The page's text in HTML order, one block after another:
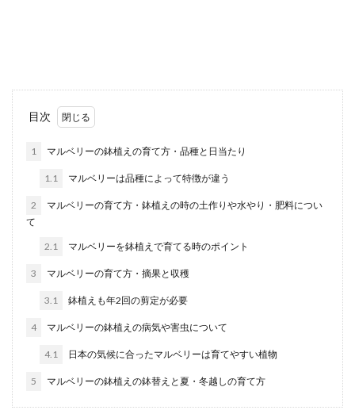
える前に掃除を行うのが鉄則。 そうは分かってい
ても、定...
浴室のカウンターの黄ばみ落としに効
気がついたら黄ばみが目立つということはありま
せんか。 ...
目次
1 マルベリーの鉢植えの育て方・品種と日当たり
1.1 マルベリーは品種によって特徴が違う
2
マルベリーの育て方・鉢植えの時の土作りや水やり・肥料につい
て
2.1 マルベリーを鉢植えで育てる時のポイント
3 マルベリーの育て方・摘果と収穫
3.1 鉢植えも年2回の剪定が必要
4 マルベリーの鉢植えの病気や害虫について
4.1 日本の気候に合ったマルベリーは育てやすい植物
5 マルベリーの鉢植えの鉢替えと夏・冬越しの育て方